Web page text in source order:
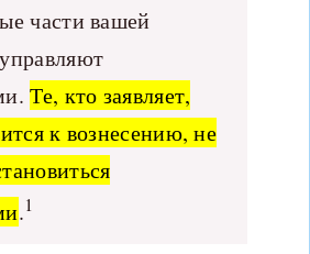
части вашей
Те, кто заявляет,
к вознесению, не
.1